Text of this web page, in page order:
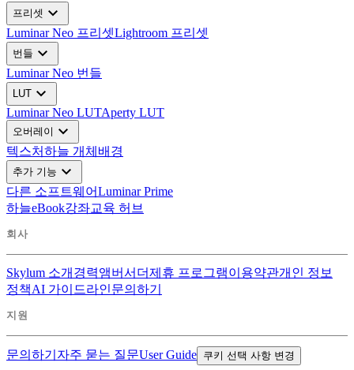
프리셋 expand_more
Luminar Neo 프리셋Lightroom 프리셋
번들 expand_more
Luminar Neo 번들
LUT expand_more
Luminar Neo LUTAperty LUT
오버레이 expand_more
텍스처하늘 개체 배경
추가 기능 expand_more
다른 소프트웨어Luminar Prime
하늘eBook강좌교육 허브
회사
Skylum 소개 경력앰버서더제휴 프로그램이용약관개인 정보
정책AI 가이드라인문의하기
지원
문의하기 자주 묻는 질문User Guide 쿠키 선택 사항 변경